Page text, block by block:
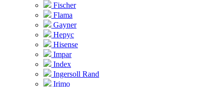
Fischer
Flama
Gayner
Hepyc
Hisense
Impar
Index
Ingersoll Rand
Irimo